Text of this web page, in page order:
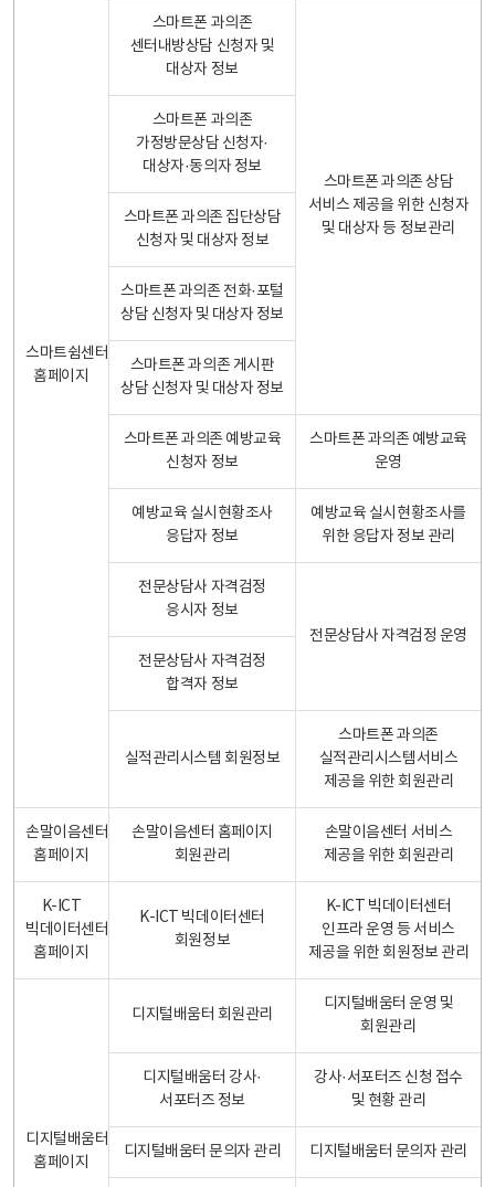
스마트쉼센터
홈페이지
스마트폰 과의존
센터내방상담 신청자 및
대상자 정보
스마트폰 과의존 상담
서비스 제공을 위한 신청자
및 대상자 등 정보관리
스마트폰 과의존
가정방문상담 신청자·
대상자·동의자 정보
스마트폰 과의존 집단상담
신청자 및 대상자 정보
스마트폰 과의존 전화·포털
상담 신청자 및 대상자 정보
스마트폰 과의존 게시판
상담 신청자 및 대상자 정보
스마트폰 과의존 예방교육
신청자 정보
스마트폰 과의존 예방교육
운영
예방교육 실시현황조사
응답자 정보
예방교육 실시현황조사를
위한 응답자 정보 관리
전문상담사 자격검정
응시자 정보
전문상담사 자격검정 운영
전문상담사 자격검정
합격자 정보
실적관리시스템 회원정보
스마트폰 과의존
실적관리시스템서비스
제공을 위한 회원관리
손말이음센터
홈페이지
손말이음센터 홈페이지
회원관리
손말이음센터 서비스
제공을 위한 회원관리
K-ICT
빅데이터센터
홈페이지
K-ICT 빅데이터센터
회원정보
K-ICT 빅데이터센터
인프라 운영 등 서비스
제공을 위한 회원정보 관리
디지털배움터
홈페이지
디지털배움터 회원관리
디지털배움터 운영 및
회원관리
디지털배움터 강사·
서포터즈 정보
강사·서포터즈 신청 접수
및 현황 관리
디지털배움터 문의자 관리 디지털배움터 문의자 관리